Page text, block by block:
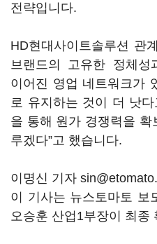
전략입니다.
HD현대사이트솔루션 관
브랜드의 고유한 정체성
이어진 영업 네트워크가
로 유지하는 것이 더 낫다
을 통해 원가 경쟁력을 확
루겠다”고 했습니다.
이명신 기자
이 기사는 뉴스토마토 보
오승훈 산업1부장이 최종